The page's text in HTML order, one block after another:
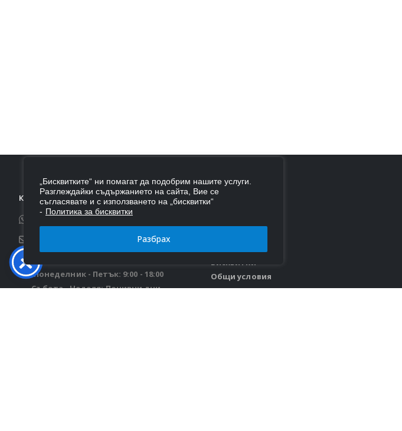
„Бисквитките“ ни помагат да подобрим нашите услуги.
Разглеждайки съдържанието на сайта, Вие се
съгласявате и с използването на „бисквитки“
- Политика за бисквитки
Разбрах
КОНТАКТИ
autoportbg@gmail.com
Понеделник - Петък: 9:00 - 18:00
Събота - Неделя: Почивни дни
ИНФОРМАЦИЯ
Бисквитки
Общи условия
Връщане или замяна